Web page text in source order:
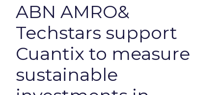
ABN AMRO&
Techstars support
Cuantix to measure
sustainable